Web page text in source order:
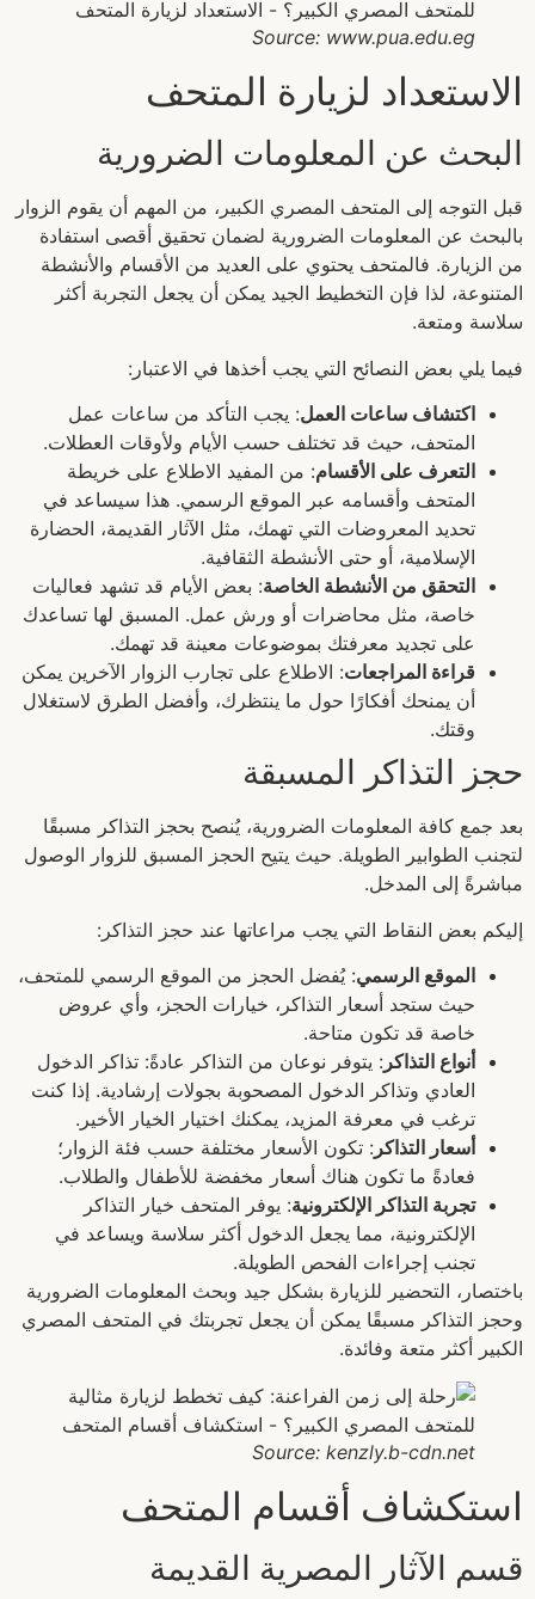
Source: www.pua.edu.eg
الاستعداد لزيارة المتحف
البحث عن المعلومات الضرورية
قبل التوجه إلى المتحف المصري الكبير، من المهم أن يقوم الزوار
بالبحث عن المعلومات الضرورية لضمان تحقيق أقصى استفادة
من الزيارة. فالمتحف يحتوي على العديد من الأقسام والأنشطة
المتنوعة، لذا فإن التخطيط الجيد يمكن أن يجعل التجربة أكثر
سلاسة ومتعة.
فيما يلي بعض النصائح التي يجب أخذها في الاعتبار:
اكتشاف ساعات العمل: يجب التأكد من ساعات عمل
المتحف، حيث قد تختلف حسب الأيام ولأوقات العطلات.
التعرف على الأقسام: من المفيد الاطلاع على خريطة
المتحف وأقسامه عبر الموقع الرسمي. هذا سيساعد في
تحديد المعروضات التي تهمك، مثل الآثار القديمة، الحضارة
الإسلامية، أو حتى الأنشطة الثقافية.
التحقق من الأنشطة الخاصة: بعض الأيام قد تشهد فعاليات
خاصة، مثل محاضرات أو ورش عمل. المسبق لها تساعدك
على تجديد معرفتك بموضوعات معينة قد تهمك.
قراءة المراجعات: الاطلاع على تجارب الزوار الآخرين يمكن
أن يمنحك أفكارًا حول ما ينتظرك، وأفضل الطرق لاستغلال
وقتك.
حجز التذاكر المسبقة
بعد جمع كافة المعلومات الضرورية، يُنصح بحجز التذاكر مسبقًا
لتجنب الطوابير الطويلة. حيث يتيح الحجز المسبق للزوار الوصول
مباشرةً إلى المدخل.
إليكم بعض النقاط التي يجب مراعاتها عند حجز التذاكر:
الموقع الرسمي: يُفضل الحجز من الموقع الرسمي للمتحف،
حيث ستجد أسعار التذاكر، خيارات الحجز، وأي عروض
خاصة قد تكون متاحة.
أنواع التذاكر : يتوفر نوعان من التذاكر عادةً: تذاكر الدخول
العادي وتذاكر الدخول المصحوبة بجولات إرشادية. إذا كنت
ترغب في معرفة المزيد، يمكنك اختيار الخيار الأخير.
أسعار التذاكر : تكون الأسعار مختلفة حسب فئة الزوار؛
فعادةً ما تكون هناك أسعار مخفضة للأطفال والطلاب.
تجربة التذاكر الإلكترونية: يوفر المتحف خيار التذاكر
الإلكترونية، مما يجعل الدخول أكثر سلاسة ويساعد في
تجنب إجراءات الفحص الطويلة.
باختصار، التحضير للزيارة بشكل جيد وبحث المعلومات الضرورية
وحجز التذاكر مسبقًا يمكن أن يجعل تجربتك في المتحف المصري
الكبير أكثر متعة وفائدة.
Source: kenzly.b-cdn.net
استكشاف أقسام المتحف
قسم الآثار المصرية القديمة